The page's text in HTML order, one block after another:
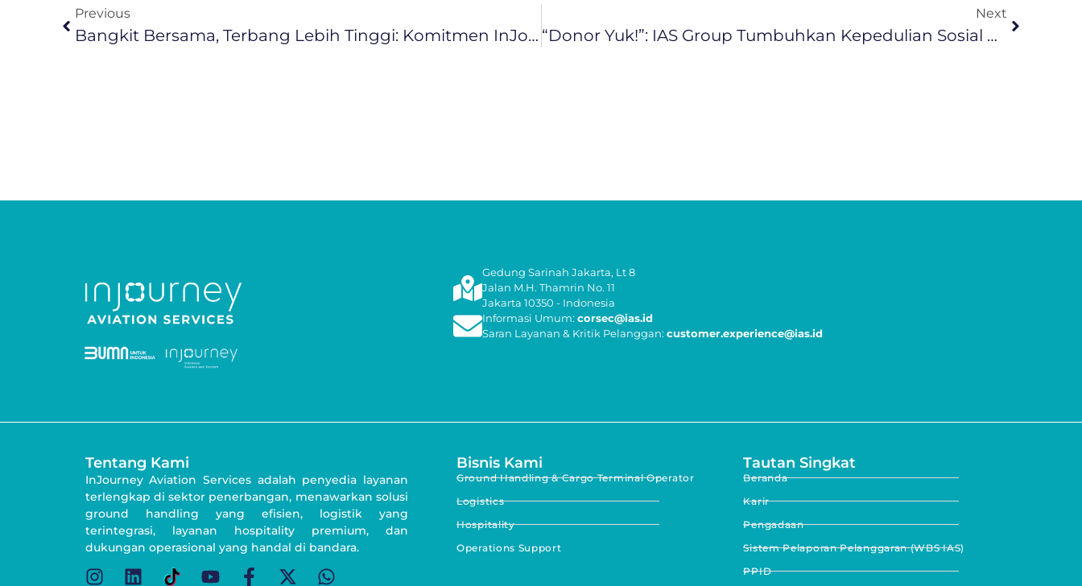
Previous
Bangkit Bersama, Terbang Lebih Tinggi: Komitmen InJourney Aviation Services (IAS) Di Hari Kebangkitan Nasional 2025
Next
“Donor Yuk!”: IAS Group Tumbuhkan Kepedulian Sosial Di Hari Kebangkitan Nasional 2025
Gedung Sarinah Jakarta, Lt 8
Jalan M.H. Thamrin No. 11
Jakarta 10350 - Indonesia
Informasi Umum: corsec@ias.id
Saran Layanan & Kritik Pelanggan: customer.experience@ias.id
Tentang Kami
InJourney Aviation Services adalah penyedia layanan
terlengkap di sektor penerbangan, menawarkan solusi
ground handling yang efisien, logistik yang
terintegrasi, layanan hospitality premium, dan
dukungan operasional yang handal di bandara.
Bisnis Kami
Ground Handling & Cargo Terminal Operator
Logistics
Hospitality
Operations Support
Tautan Singkat
Beranda
Karir
Pengadaan
Sistem Pelaporan Pelanggaran (WBS IAS)
PPID